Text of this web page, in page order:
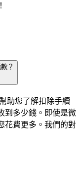
？
助您了解扣除手續
到多少錢。即使是微
花費更多。我們的對